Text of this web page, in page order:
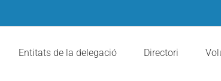
Entitats de la delegació Directori